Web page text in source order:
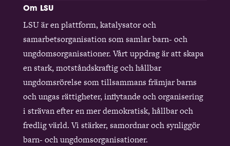
Om LSU
LSU är en plattform, katalysator och
samarbetsorganisation som samlar barn- och
ungdomsorganisationer. Vårt uppdrag är att skapa
en stark, motståndskraftig och hållbar
ungdomsrörelse som tillsammans främjar barns
och ungas rättigheter, inflytande och organisering
i strävan efter en mer demokratisk, hållbar och
fredlig värld. Vi stärker, samordnar och synliggör
barn- och ungdomsorganisationer.